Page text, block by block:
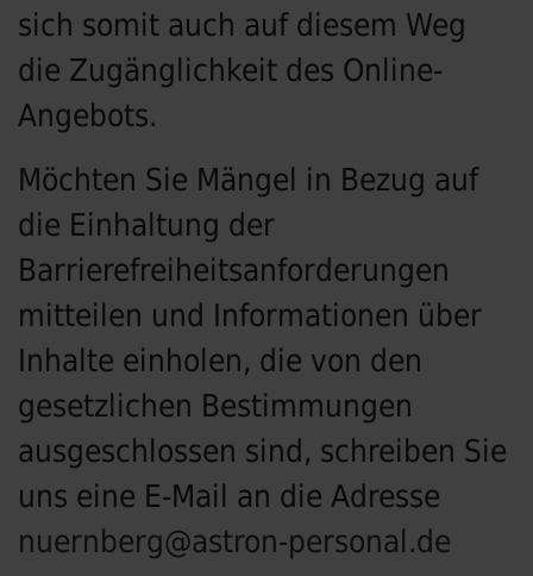
sich somit auch auf diesem Weg
die Zugänglichkeit des Online-
Angebots.
Möchten Sie Mängel in Bezug auf
die Einhaltung der
Barrierefreiheitsanforderungen
mitteilen und Informationen über
Inhalte einholen, die von den
gesetzlichen Bestimmungen
ausgeschlossen sind, schreiben Sie
uns eine E-Mail an die Adresse
nuernberg@astron-personal.de